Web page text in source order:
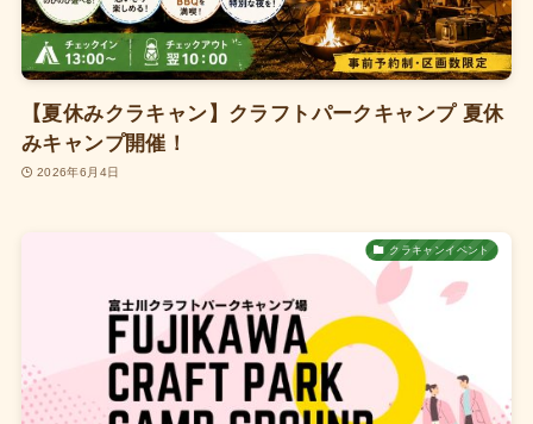
【夏休みクラキャン】クラフトパークキャンプ 夏休
みキャンプ開催！
2026年6月4日
クラキャンイベント